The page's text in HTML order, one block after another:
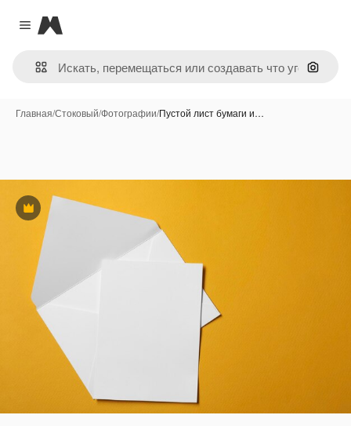
Close menu
Magnific
Поиск
Главная/Стоковый/Фотографии/Пустой лист бумаги и…
Премиум